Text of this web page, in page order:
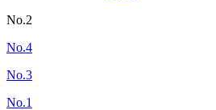
No.2
No.4
No.3
No.1